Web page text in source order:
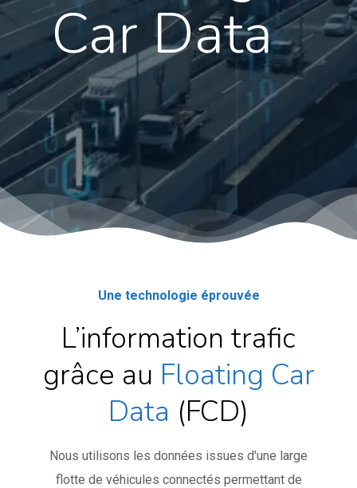
Car Data
Une technologie éprouvée
L’information trafic
grâce au Floating Car
Data (FCD)
Nous utilisons les données issues d'une large
flotte de véhicules connectés permettant de